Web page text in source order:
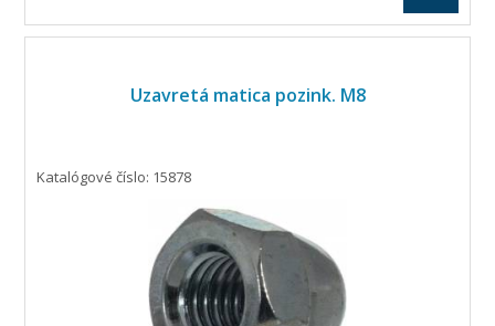
Uzavretá matica pozink. M8
Katalógové číslo: 15878